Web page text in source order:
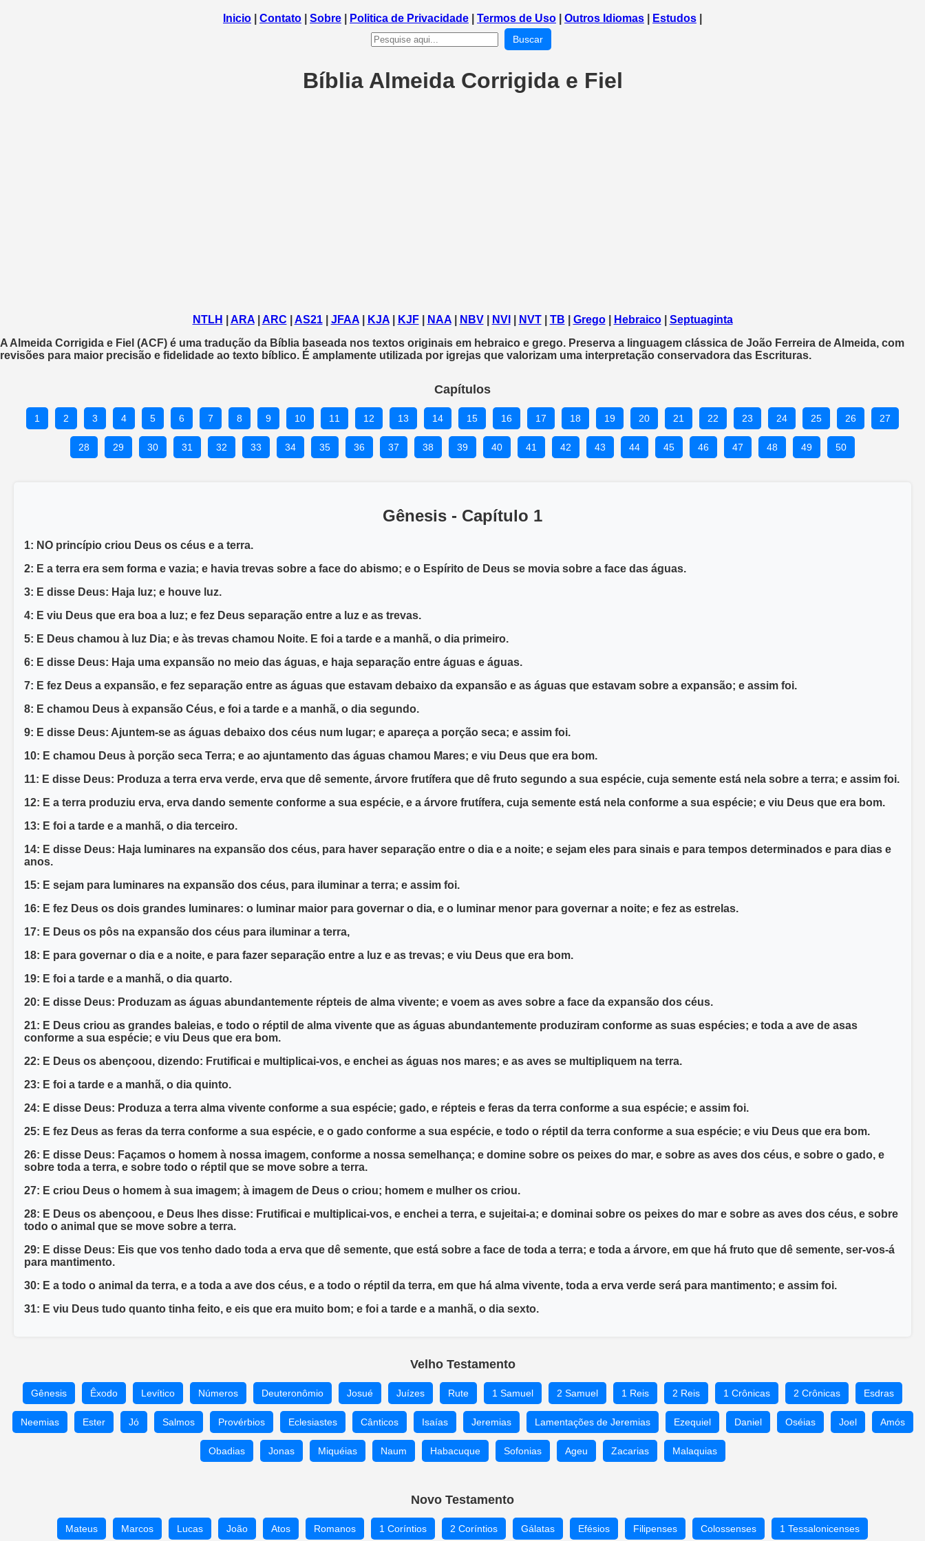
Inicio Contato Sobre Politica de Privacidade Termos de Uso Outros Idiomas Estudos
Buscar
Bíblia Almeida Corrigida e Fiel
NTLH ARA| ARC AS21| JFAA| KJA| KJF| NAA| NBV| NVI NVT| TB Grego| Hebraico| Septuaginta
A Almeida Corrigida e Fiel (ACF) é uma tradução da Bíblia baseada nos textos originais em hebraico e grego. Preserva a linguagem clássica de João Ferreira de Almeida, com
revisões para maior precisão e fidelidade ao texto bíblico. É amplamente utilizada por igrejas que valorizam uma interpretação conservadora das Escrituras.
Capítulos
1 2 3 4 5 6 7 8 9 10 11 12 13 14 15 16 17 18 19 20 21 22 23 24 25 26 27
28 29 30 31 32 33 34 35 36 37 38 39 40 41 42 43 44 45 46 47 48 49 50
Gênesis - Capítulo 1
1: NO princípio criou Deus os céus e a terra.
2: E a terra era sem forma e vazia; e havia trevas sobre a face do abismo; e o Espírito de Deus se movia sobre a face das águas.
3: E disse Deus: Haja luz; e houve luz.
4: E viu Deus que era boa a luz; e fez Deus separação entre a luz e as trevas.
5: E Deus chamou à luz Dia; e às trevas chamou Noite. E foi a tarde e a manhã, o dia primeiro.
6: E disse Deus: Haja uma expansão no meio das águas, e haja separação entre águas e águas.
7: E fez Deus a expansão, e fez separação entre as águas que estavam debaixo da expansão e as águas que estavam sobre a expansão; e assim foi.
8: E chamou Deus à expansão Céus, e foi a tarde e a manhã, o dia segundo.
9: E disse Deus: Ajuntem-se as águas debaixo dos céus num lugar; e apareça a porção seca; e assim foi.
10: E chamou Deus à porção seca Terra; e ao ajuntamento das águas chamou Mares; e viu Deus que era bom.
11: E disse Deus: Produza a terra erva verde, erva que dê semente, árvore frutífera que dê fruto segundo a sua espécie, cuja semente está nela sobre a terra; e assim foi.
12: E a terra produziu erva, erva dando semente conforme a sua espécie, e a árvore frutífera, cuja semente está nela conforme a sua espécie; e viu Deus que era bom.
13: E foi a tarde e a manhã, o dia terceiro.
14: E disse Deus: Haja luminares na expansão dos céus, para haver separação entre o dia e a noite; e sejam eles para sinais e para tempos determinados e para dias e
anos.
15: E sejam para luminares na expansão dos céus, para iluminar a terra; e assim foi.
16: E fez Deus os dois grandes luminares: o luminar maior para governar o dia, e o luminar menor para governar a noite; e fez as estrelas.
17: E Deus os pôs na expansão dos céus para iluminar a terra,
18: E para governar o dia e a noite, e para fazer separação entre a luz e as trevas; e viu Deus que era bom.
19: E foi a tarde e a manhã, o dia quarto.
20: E disse Deus: Produzam as águas abundantemente répteis de alma vivente; e voem as aves sobre a face da expansão dos céus.
21: E Deus criou as grandes baleias, e todo o réptil de alma vivente que as águas abundantemente produziram conforme as suas espécies; e toda a ave de asas
conforme a sua espécie; e viu Deus que era bom.
22: E Deus os abençoou, dizendo: Frutificai e multiplicai-vos, e enchei as águas nos mares; e as aves se multipliquem na terra.
23: E foi a tarde e a manhã, o dia quinto.
24: E disse Deus: Produza a terra alma vivente conforme a sua espécie; gado, e répteis e feras da terra conforme a sua espécie; e assim foi.
25: E fez Deus as feras da terra conforme a sua espécie, e o gado conforme a sua espécie, e todo o réptil da terra conforme a sua espécie; e viu Deus que era bom.
26: E disse Deus: Façamos o homem à nossa imagem, conforme a nossa semelhança; e domine sobre os peixes do mar, e sobre as aves dos céus, e sobre o gado, e
sobre toda a terra, e sobre todo o réptil que se move sobre a terra.
27: E criou Deus o homem à sua imagem; à imagem de Deus o criou; homem e mulher os criou.
28: E Deus os abençoou, e Deus lhes disse: Frutificai e multiplicai-vos, e enchei a terra, e sujeitai-a; e dominai sobre os peixes do mar e sobre as aves dos céus, e sobre
todo o animal que se move sobre a terra.
29: E disse Deus: Eis que vos tenho dado toda a erva que dê semente, que está sobre a face de toda a terra; e toda a árvore, em que há fruto que dê semente, ser-vos-á
para mantimento.
30: E a todo o animal da terra, e a toda a ave dos céus, e a todo o réptil da terra, em que há alma vivente, toda a erva verde será para mantimento; e assim foi.
31: E viu Deus tudo quanto tinha feito, e eis que era muito bom; e foi a tarde e a manhã, o dia sexto.
Velho Testamento
Gênesis Êxodo Levítico Números Deuteronômio Josué Juízes Rute 1 Samuel 2 Samuel 1 Reis 2 Reis 1 Crônicas 2 Crônicas Esdras
Neemias Ester Jó Salmos Provérbios Eclesiastes Cânticos Isaías Jeremias Lamentações de Jeremias Ezequiel Daniel Oséias Joel Amós
Obadias Jonas Miquéias Naum Habacuque Sofonias Ageu Zacarias Malaquias
Novo Testamento
Mateus Marcos Lucas João Atos Romanos 1 Coríntios 2 Coríntios Gálatas Efésios Filipenses Colossenses 1 Tessalonicenses